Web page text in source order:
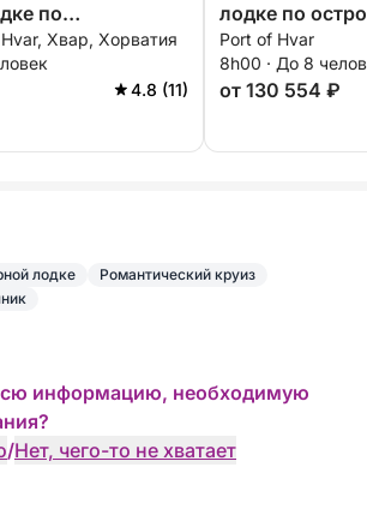
по
острова Хвар.
Хвар, Хорватия
4.8 (11)
лодке по
Паклени +
флайборд +
Port of Hvar
8h00 · До 8
от 130 554 ₽
лодке
Романтический круиз
информацию, необходимую
/Нет, чего-то не хватает